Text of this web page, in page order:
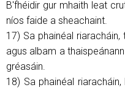
B'fhéidir gur mhaith leat
níos faide a sheachaint.
17) Sa phainéal
agus albam a
gréasáin.
18) Sa phainéal